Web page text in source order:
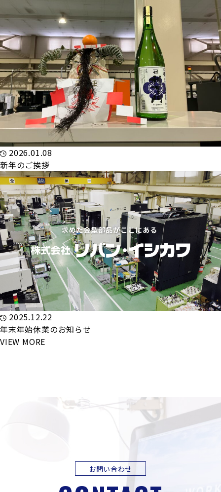
2026.01.08
新年のご挨拶
2025.12.22
年末年始休業のお知らせ
VIEW MORE
お問い合わせ